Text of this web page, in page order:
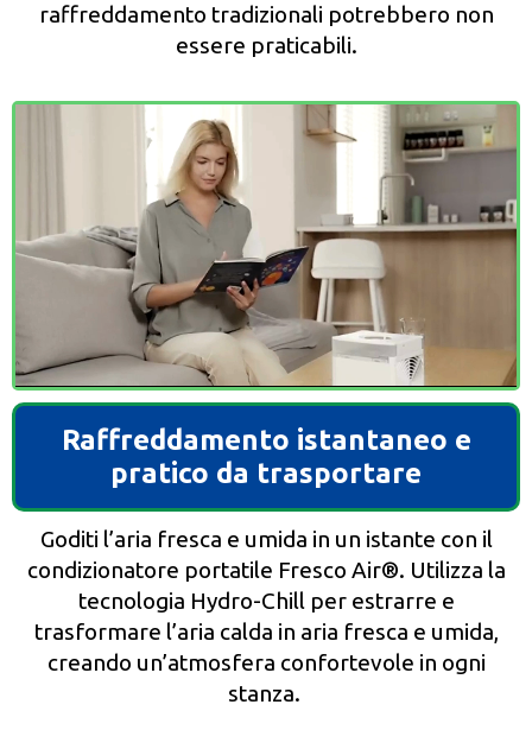
raffreddamento tradizionali potrebbero non
essere praticabili.
Raffreddamento istantaneo e
pratico da trasportare
Goditi l’aria fresca e umida in un istante con il
condizionatore portatile Fresco Air®️. Utilizza la
tecnologia Hydro-Chill per estrarre e
trasformare l’aria calda in aria fresca e umida,
creando un’atmosfera confortevole in ogni
stanza.